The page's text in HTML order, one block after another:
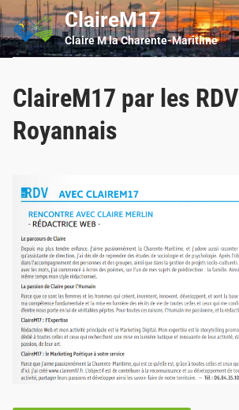
Skip
to
content
ClaireM17
Claire M la Charente-Maritime
ClaireM17 par les RDV
Royannais